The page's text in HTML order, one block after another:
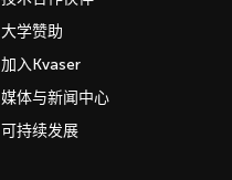
大学赞助
加入Kvaser
媒体与新闻中心
可持续发展